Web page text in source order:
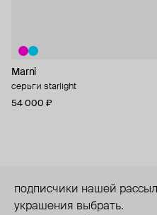
Marni
серьги starlight
54 000 ₽
подписчики нашей
украшения выбрать.